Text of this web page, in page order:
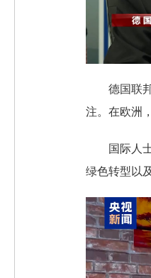
德国联
注。在欧洲
国际人
绿色转型以